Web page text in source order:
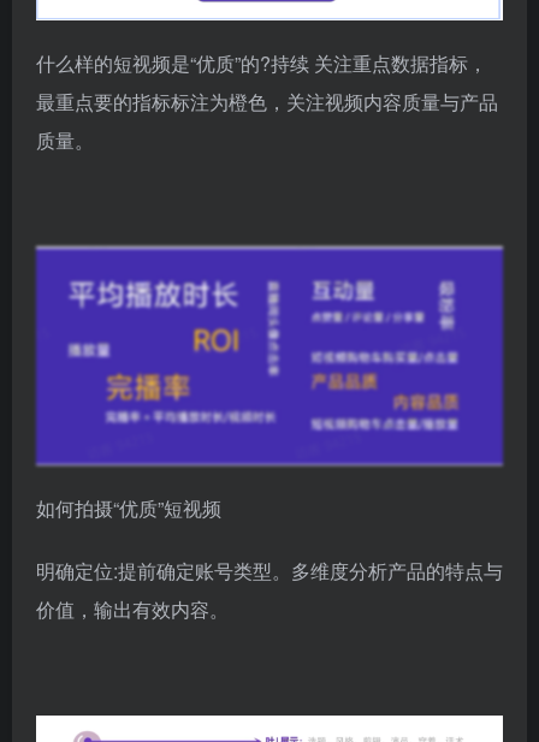
什么样的短视频是“优质”的?持续 关注重点数据指标，
最重点要的指标标注为橙色，关注视频内容质量与产品
质量。
如何拍摄“优质”短视频
明确定位:提前确定账号类型。多维度分析产品的特点与
价值，输出有效内容。